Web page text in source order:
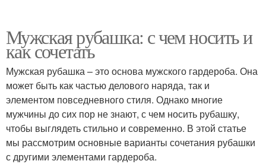
Мужская рубашка: с чем носить и
как сочетать
Мужская рубашка – это основа мужского гардероба. Она
может быть как частью делового наряда, так и
элементом повседневного стиля. Однако многие
мужчины до сих пор не знают, с чем носить рубашку,
чтобы выглядеть стильно и современно. В этой статье
мы рассмотрим основные варианты сочетания рубашки
с другими элементами гардероба.